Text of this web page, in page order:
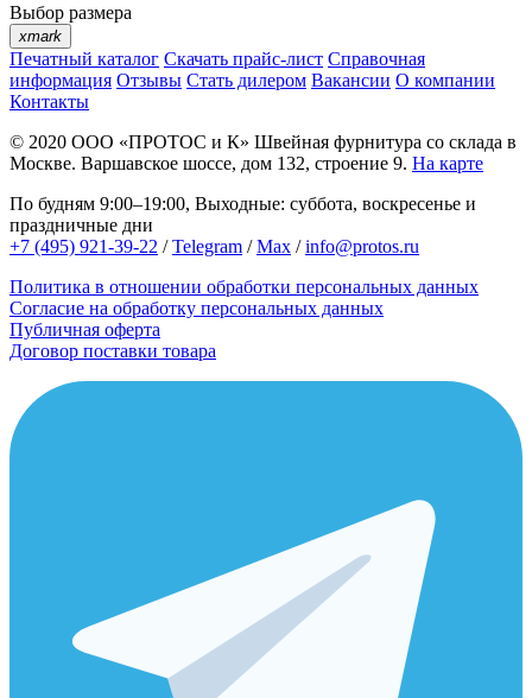
Выбор размера
xmark
Печатный каталог Скачать прайс-лист Справочная
информация Отзывы Стать дилером Вакансии О компании
Контакты
© 2020 ООО «ПРОТОС и К» Швейная фурнитура со склада в
Москве. Варшавское шоссе, дом 132, строение 9. На карте
По будням 9:00–19:00, Выходные: суббота, воскресенье и
праздничные дни
+7 (495) 921-39-22 /Telegram /Max /info@protos.ru
Политика в отношении обработки персональных данных
Согласие на обработку персональных данных
Публичная оферта
Договор поставки товара